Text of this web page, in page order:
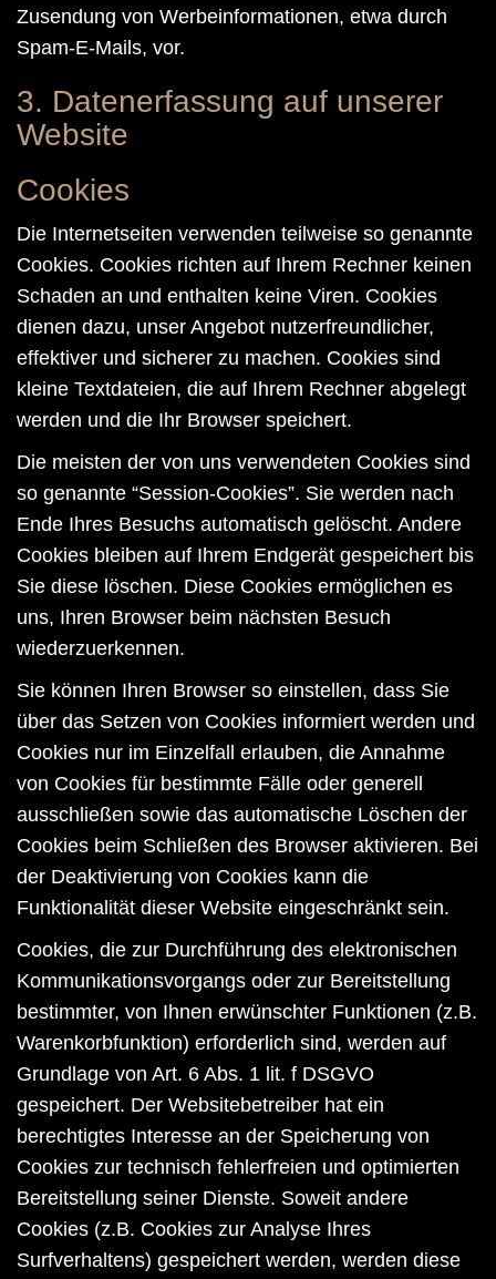
Zusendung von Werbeinformationen, etwa durch
Spam-E-Mails, vor.
3. Datenerfassung auf unserer
Website
Cookies
Die Internetseiten verwenden teilweise so genannte
Cookies. Cookies richten auf Ihrem Rechner keinen
Schaden an und enthalten keine Viren. Cookies
dienen dazu, unser Angebot nutzerfreundlicher,
effektiver und sicherer zu machen. Cookies sind
kleine Textdateien, die auf Ihrem Rechner abgelegt
werden und die Ihr Browser speichert.
Die meisten der von uns verwendeten Cookies sind
so genannte “Session-Cookies”. Sie werden nach
Ende Ihres Besuchs automatisch gelöscht. Andere
Cookies bleiben auf Ihrem Endgerät gespeichert bis
Sie diese löschen. Diese Cookies ermöglichen es
uns, Ihren Browser beim nächsten Besuch
wiederzuerkennen.
Sie können Ihren Browser so einstellen, dass Sie
über das Setzen von Cookies informiert werden und
Cookies nur im Einzelfall erlauben, die Annahme
von Cookies für bestimmte Fälle oder generell
ausschließen sowie das automatische Löschen der
Cookies beim Schließen des Browser aktivieren. Bei
der Deaktivierung von Cookies kann die
Funktionalität dieser Website eingeschränkt sein.
Cookies, die zur Durchführung des elektronischen
Kommunikationsvorgangs oder zur Bereitstellung
bestimmter, von Ihnen erwünschter Funktionen (z.B.
Warenkorbfunktion) erforderlich sind, werden auf
Grundlage von Art. 6 Abs. 1 lit. f DSGVO
gespeichert. Der Websitebetreiber hat ein
berechtigtes Interesse an der Speicherung von
Cookies zur technisch fehlerfreien und optimierten
Bereitstellung seiner Dienste. Soweit andere
Cookies (z.B. Cookies zur Analyse Ihres
Surfverhaltens) gespeichert werden, werden diese